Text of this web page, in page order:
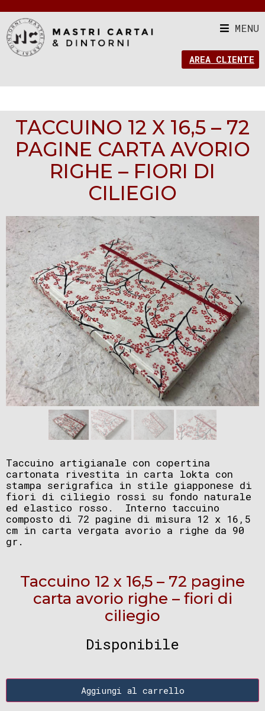
MENU
AREA CLIENTE
TACCUINO 12 X 16,5 – 72
PAGINE CARTA AVORIO
RIGHE – FIORI DI
CILIEGIO
Taccuino artigianale con copertina
cartonata rivestita in carta lokta con
stampa serigrafica in stile giapponese di
fiori di ciliegio rossi su fondo naturale
ed elastico rosso. Interno taccuino
composto di 72 pagine di misura 12 x 16,5
cm in carta vergata avorio a righe da 90
gr.
Taccuino 12 x 16,5 – 72 pagine
carta avorio righe – fiori di
ciliegio
Disponibile
Aggiungi al carrello